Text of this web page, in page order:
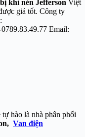
khí nén Jefferson Việt
giá tốt. Công ty
Email:
hào là nhà phân phối
Van điện